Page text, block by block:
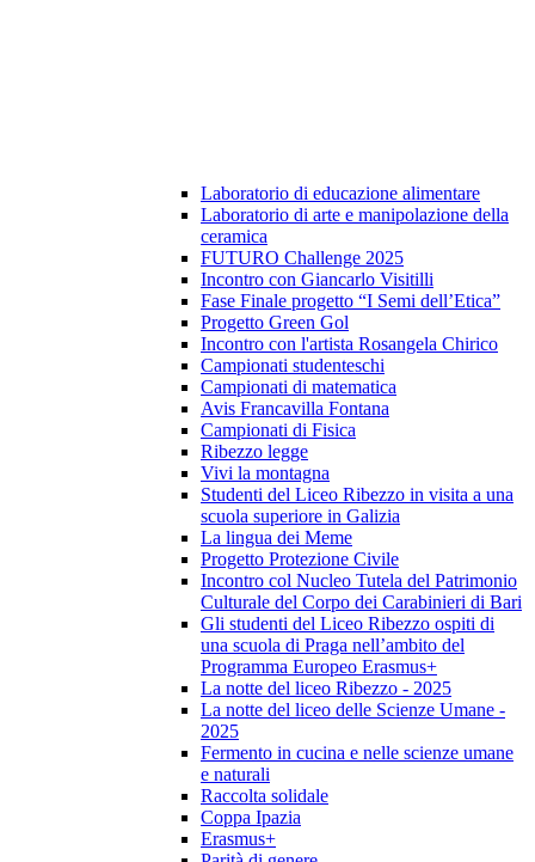
Laboratorio di educazione alimentare
Laboratorio di arte e manipolazione della
ceramica
FUTURO Challenge 2025
Incontro con Giancarlo Visitilli
Fase Finale progetto “I Semi dell’Etica”
Progetto Green Gol
Incontro con l'artista Rosangela Chirico
Campionati studenteschi
Campionati di matematica
Avis Francavilla Fontana
Campionati di Fisica
Ribezzo legge
Vivi la montagna
Studenti del Liceo Ribezzo in visita a una
scuola superiore in Galizia
La lingua dei Meme
Progetto Protezione Civile
Incontro col Nucleo Tutela del Patrimonio
Culturale del Corpo dei Carabinieri di Bari
Gli studenti del Liceo Ribezzo ospiti di
una scuola di Praga nell’ambito del
Programma Europeo Erasmus+
La notte del liceo Ribezzo - 2025
La notte del liceo delle Scienze Umane -
2025
Fermento in cucina e nelle scienze umane
e naturali
Raccolta solidale
Coppa Ipazia
Erasmus+